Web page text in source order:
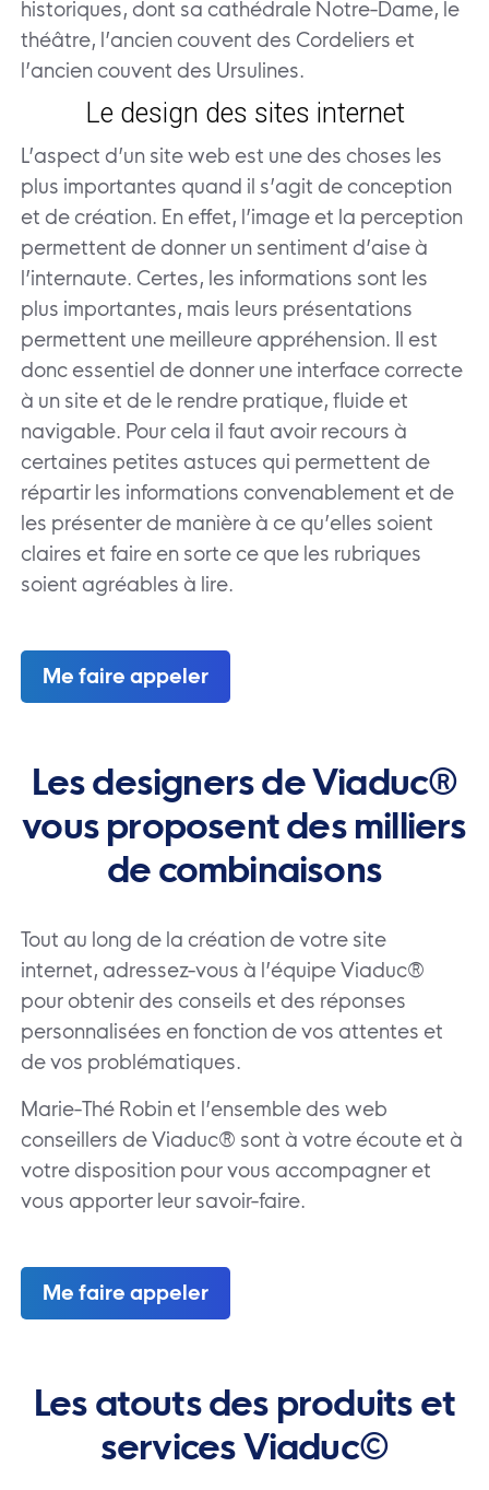
historiques, dont sa cathédrale Notre-Dame, le
théâtre, l’ancien couvent des Cordeliers et
l’ancien couvent des Ursulines.
Le design des sites internet
L’aspect d’un site web est une des choses les
plus importantes quand il s’agit de conception
et de création. En effet, l’image et la perception
permettent de donner un sentiment d’aise à
l’internaute. Certes, les informations sont les
plus importantes, mais leurs présentations
permettent une meilleure appréhension. Il est
donc essentiel de donner une interface correcte
à un site et de le rendre pratique, fluide et
navigable. Pour cela il faut avoir recours à
certaines petites astuces qui permettent de
répartir les informations convenablement et de
les présenter de manière à ce qu’elles soient
claires et faire en sorte ce que les rubriques
soient agréables à lire.
Me faire appeler
Les designers de Viaduc®
vous proposent des milliers
de combinaisons
Tout au long de la création de votre site
internet, adressez-vous à l’équipe Viaduc®
pour obtenir des conseils et des réponses
personnalisées en fonction de vos attentes et
de vos problématiques.
Marie-Thé Robin et l’ensemble des web
conseillers de Viaduc® sont à votre écoute et à
votre disposition pour vous accompagner et
vous apporter leur savoir-faire.
Me faire appeler
Les atouts des produits et
services Viaduc©